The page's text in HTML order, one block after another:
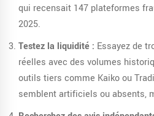
qui recensait 147 plateformes
2025.
Testez la liquidité : Essayez de
réelles avec des volumes
outils tiers comme Kaiko ou
semblent artificiels ou absents,